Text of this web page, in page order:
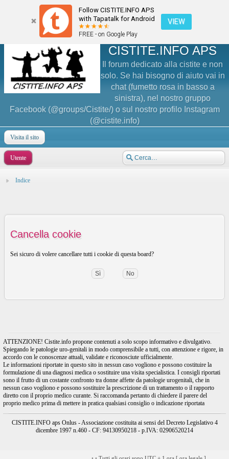
Follow CISTITE.INFO APS
with Tapatalk for Android
FREE - on Google Play
VIEW
CISTITE.INFO APS
Il forum dedicato alla cistite e non
solo. Se hai bisogno di aiuto vai in
chat (fumetto rosa in basso a
sinistra), nel nostro gruppo
Facebook (@groups/Cistite/) o sul nostro profilo Instagram
(@cistite.info)
Visita il sito
Utente
Indice
Cancella cookie
Sei sicuro di volere cancellare tutti i cookie di questa board?
ATTENZIONE! Cistite.info propone contenuti a solo scopo informativo e divulgativo.
Spiegando le patologie uro-genitali in modo comprensibile a tutti, con attenzione e rigore, in
accordo con le conoscenze attuali, validate e riconosciute ufficialmente.
Le informazioni riportate in questo sito in nessun caso vogliono e possono costituire la
formulazione di una diagnosi medica o sostituire una visita specialistica. I consigli riportati
sono il frutto di un costante confronto tra donne affette da patologie urogenitali, che in
nessun caso vogliono e possono sostituire la prescrizione di un trattamento o il rapporto
diretto con il proprio medico curante. Si raccomanda pertanto di chiedere il parere del
proprio medico prima di mettere in pratica qualsiasi consiglio o indicazione riportata
CISTITE.INFO aps Onlus - Associazione costituita ai sensi del Decreto Legislativo 4
dicembre 1997 n.460 - CF: 94130950218 - p.IVA: 02906520214